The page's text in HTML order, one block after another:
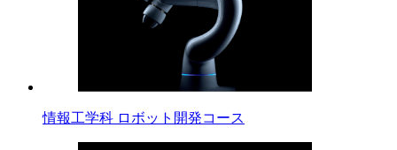
情報工学科 ロボット開発コース